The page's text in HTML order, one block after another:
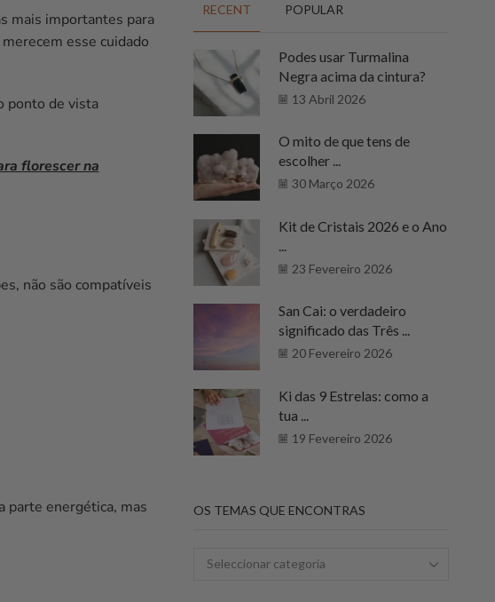
mais importantes para
esse cuidado
ponto de vista
florescer na
não são compatíveis
parte energética, mas
RECENT POPULAR
Podes usar Turmalina
Negra acima da cintura?
13 Abril 2026
O mito de que tens de
escolher ...
30 Março 2026
Kit de Cristais 2026 e o Ano
23 Fevereiro 2026
San Cai: o verdadeiro
significado das Três ...
20 Fevereiro 2026
Ki das 9 Estrelas: como a
tua ...
19 Fevereiro 2026
OS TEMAS QUE ENCONTRAS